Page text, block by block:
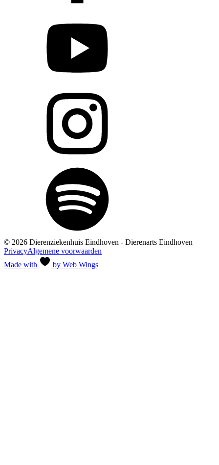
© 2026 Dierenziekenhuis Eindhoven - Dierenarts Eindhoven
PrivacyAlgemene voorwaarden
Made with
by Web Wings